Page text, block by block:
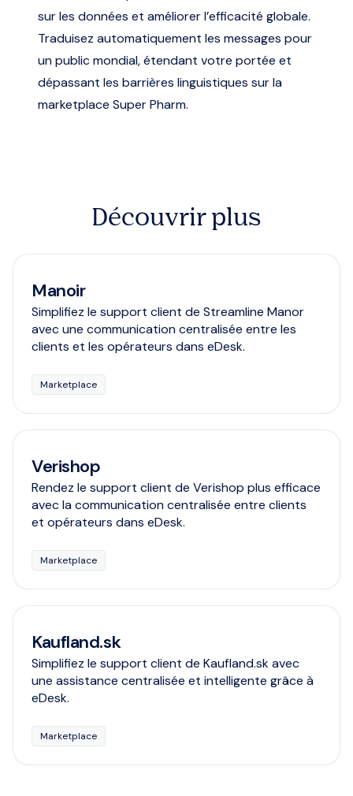
sur les données et améliorer l’efficacité globale.
Traduisez automatiquement les messages pour
un public mondial, étendant votre portée et
dépassant les barrières linguistiques sur la
marketplace Super Pharm.
Découvrir plus
Manoir
Simplifiez le support client de Streamline Manor
avec une communication centralisée entre les
clients et les opérateurs dans eDesk.
Marketplace
Verishop
Rendez le support client de Verishop plus efficace
avec la communication centralisée entre clients
et opérateurs dans eDesk.
Marketplace
Kaufland.sk
Simplifiez le support client de Kaufland.sk avec
une assistance centralisée et intelligente grâce à
eDesk.
Marketplace